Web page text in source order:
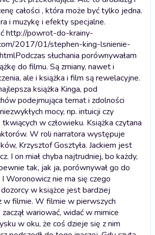
całości , która może być tylko jedna.
i muzykę i efekty specjalne.
http://powrot-do-krainy-
2017/01/stephen-king-lsnienie-
Podczas słuchania porównywałam
do filmu. Są zmiany, nawet i
ale i książka i film są rewelacyjne.
książka Kinga, pod
podejmująca temat i zdolności
mocy, np. intuicji czy
w człowieku. Książka czytana
W roli narratora występuje
Krzysztof Gosztyła. Jackiem jest
I on miał chyba najtrudniej, bo każdy,
tak, jak ja, porównywał go do
I Woronowicz nie ma się czego
w książce jest bardziej
w filmie. W filmie w pierwszych
zaczął wariować, widać w mimice
w oku, że coś dzieje się z nim